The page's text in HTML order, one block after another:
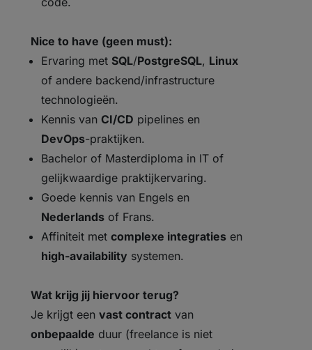
Nice to have (geen must):
Ervaring met SQL/PostgreSQL, Linux
of andere backend/infrastructure
technologieën.
Kennis vanCI/CD pipelines en
DevOps-praktijken.
Bachelor of Masterdiploma in IT of
gelijkwaardige praktijkervaring.
Goede kennis van Engels en
Nederlands of Frans.
Affiniteit metcomplexe integraties en
high-availability systemen.
Wat krijg jij hiervoor terug?
Je krijgt eenvast contract van
onbepaalde duur (freelance is niet